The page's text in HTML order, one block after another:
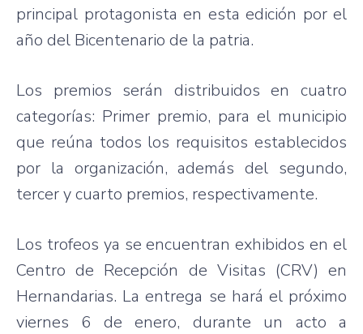
principal protagonista en esta edición porel
año del Bicentenario de la patria.
Los premios serán distribuidos encuatro
categorías: Primer premio, para el municipio
que reúna todos los requisitos establecidos
por la organización,además del segundo,
tercerycuarto premios, respectivamente.
Los trofeos ya seencuentran exhibidos en el
Centro de Recepción de Visitas (CRV) en
Hernandarias. Laentrega se hará el próximo
viernes 6 deenero, durante un acto a